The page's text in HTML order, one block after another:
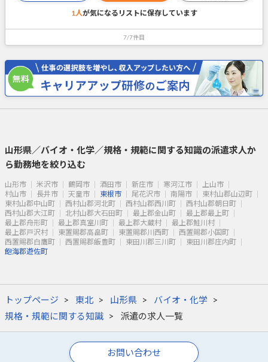
1人が気になるリストに保存しています
7/7件目
山形県／バイオ・化学／規格・規範に関する知識の派遣求人か
ら勤務地を絞り込む
山形市 米沢市 鶴岡市 酒田市 新庄市 寒河江市
上山市
村山市
長井市 天童市 東根市 尾花沢市 南陽市
東村山郡山辺町
東村山郡中山町
西村山郡河北町 西村山郡西川町
西村山郡朝日町
西村山郡大江町
北村山郡大石田町 最上郡金山町
最上郡最上町
最上郡舟形町
最上郡真室川町 最上郡大蔵村
最上郡鮭川村
最上郡戸沢村
東置賜郡高畠町 東置賜郡川西町
西置賜郡小国町
西置賜郡白鷹町
西置賜郡飯豊町 東田川郡三川町
東田川郡庄内町
飽海郡遊佐町
トップページ 東北 山形県
バイオ・化学
規格・規範に関する知識
派遣の求人一覧
お問い合わせ